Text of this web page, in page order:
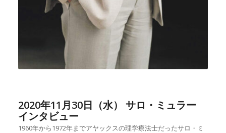
2020年11月30日（水） サロ・ミュラー
インタビュー
1960年から1972年までアヤックスの理学療法士だったサロ・ミ